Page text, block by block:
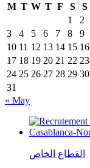
M T W T F S
S
1
2
3
4 5 6 7 8
9
10 11 12 13 14 15 16
17 18 19 20 21 22 23
24 25 26 27 28 29 30
31
« May
القطاع الخاص